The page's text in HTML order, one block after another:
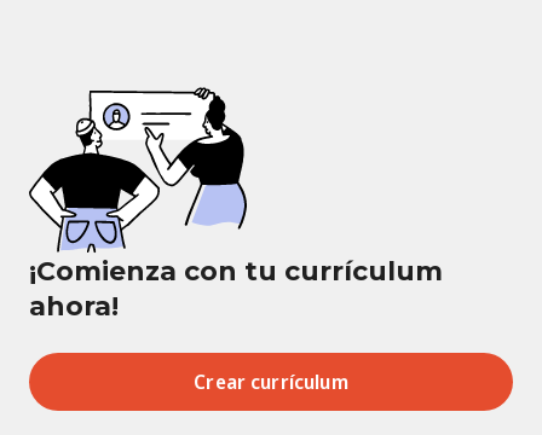
¡Comienza con tu currículum
ahora!
Crear currículum